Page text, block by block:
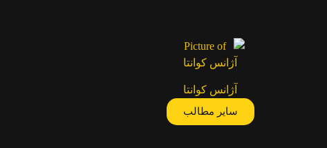
آژانس کوانتا
سایر مطالب